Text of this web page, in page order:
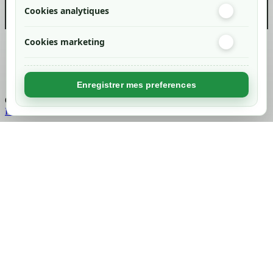
Cookies analytiques
Cookies marketing
Enregistrer mes preferences
Created byNageoconcept
Chargement...
Retour en haut